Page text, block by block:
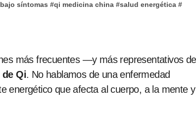
síntomas #qi medicina china #salud energética #
Qi. No hablamos de una enfermedad
energético que afecta al cuerpo, a la mente y